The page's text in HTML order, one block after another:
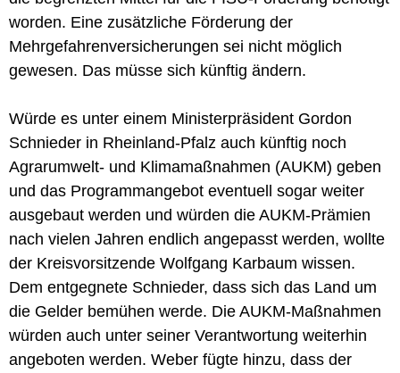
worden. Eine zusätzliche Förderung der
Mehrgefahrenversicherungen sei nicht möglich
gewesen. Das müsse sich künftig ändern.
Würde es unter einem Ministerpräsident Gordon
Schnieder in Rheinland-Pfalz auch künftig noch
Agrarumwelt- und Klimamaßnahmen (AUKM) geben
und das Programmangebot eventuell sogar weiter
ausgebaut werden und würden die AUKM-Prämien
nach vielen Jahren endlich angepasst werden, wollte
der Kreisvorsitzende Wolfgang Karbaum wissen.
Dem entgegnete Schnieder, dass sich das Land um
die Gelder bemühen werde. Die AUKM-Maßnahmen
würden auch unter seiner Verantwortung weiterhin
angeboten werden. Weber fügte hinzu, dass der